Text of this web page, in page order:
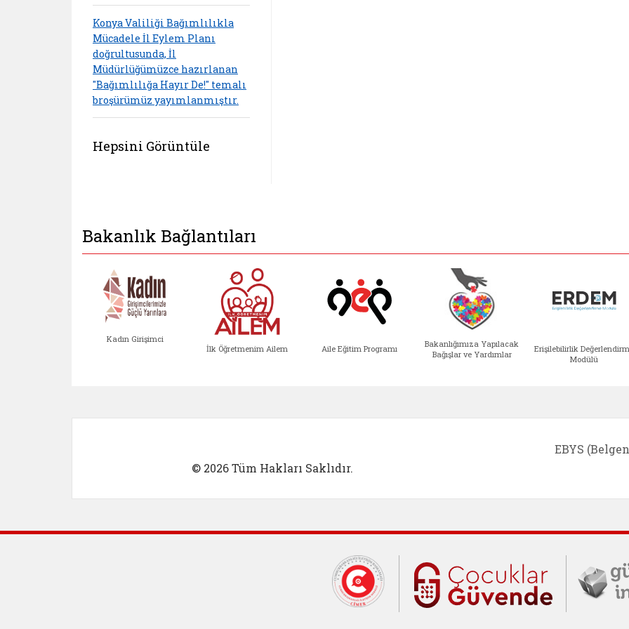
Konya Valiliği Bağımlılıkla
Mücadele İl Eylem Planı
doğrultusunda, İl
Müdürlüğümüzce hazırlanan
"Bağımlılığa Hayır De!" temalı
broşürümüz yayımlanmıştır.
Hepsini Görüntüle
Bakanlık Bağlantıları
Kadın Girişimci
İlk Öğretmenim Ailem Aile Eğitim Programı
Bakanlığımıza Yapılacak
Bağışlar ve Yardımlar
Erişilebilirlik
Modülü
© 2026 Tüm Hakları Saklıdır.
EBYS
Cumhurbaşkanlığı İletişim Merkezi
Çocuklar